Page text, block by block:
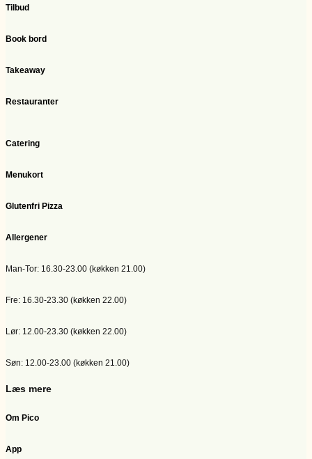
Tilbud
Book bord
Takeaway
Restauranter
Catering
Menukort
Glutenfri Pizza
Allergener
Man-Tor: 16.30-23.00 (køkken 21.00)
Fre: 16.30-23.30 (køkken 22.00)
Lør: 12.00-23.30 (køkken 22.00)
Søn: 12.00-23.00 (køkken 21.00)
Læs mere
Om Pico
App